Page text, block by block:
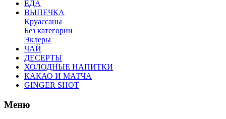
ЕДА
ВЫПЕЧКА
Круассаны
Без категории
Эклеры
ЧАЙ
ДЕСЕРТЫ
ХОЛОДНЫЕ НАПИТКИ
КАКАО И МАТЧА
GINGER SHOT
Меню